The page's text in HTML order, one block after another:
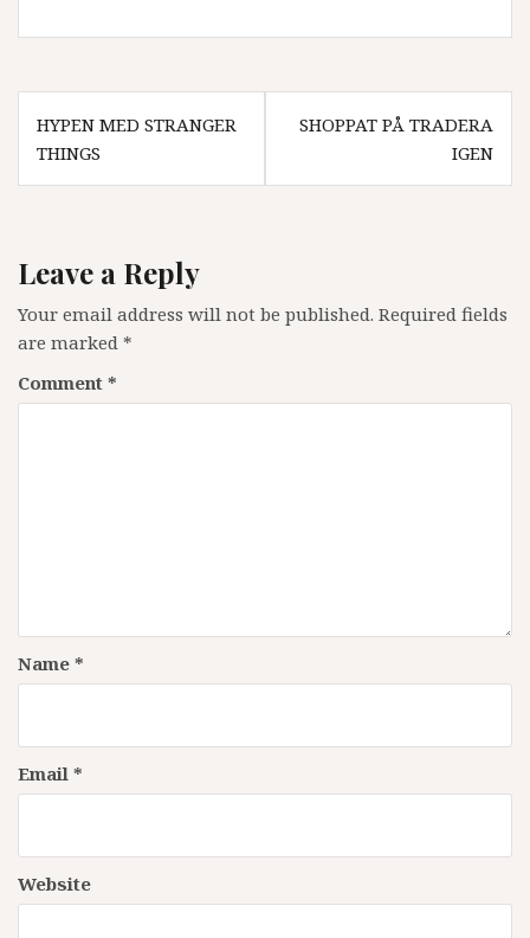
Post
navigation
HYPEN MED STRANGER
THINGS
SHOPPAT PÅ TRADERA
IGEN
Leave a Reply
Your email address will not be published. Required fields
are marked *
Comment *
Name *
Email *
Website